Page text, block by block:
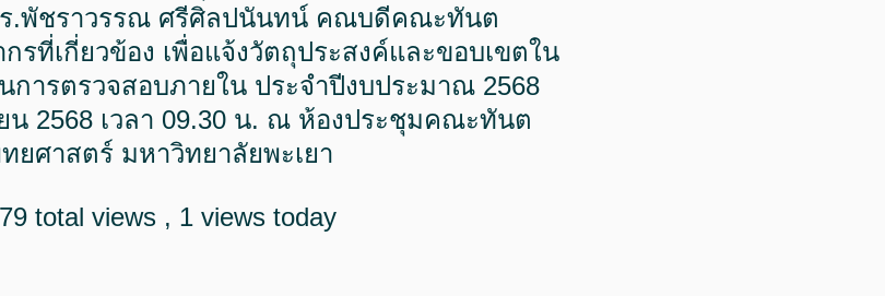
.พัชราวรรณ ศรีศิลปนันทน์ คณบดีคณะทันต
รที่เกี่ยวข้อง เพื่อแจ้งวัตถุประสงค์และขอบเขตใน
การตรวจสอบภายใน ประจำปีงบประมาณ 2568
น 2568 เวลา 09.30 น. ณ ห้องประชุมคณะทันต
ยศาสตร์ มหาวิทยาลัยพะเยา
79 total views , 1 views today